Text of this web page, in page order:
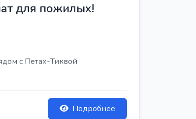
для пожилых!
с Петах-Тиквой
Подробнее